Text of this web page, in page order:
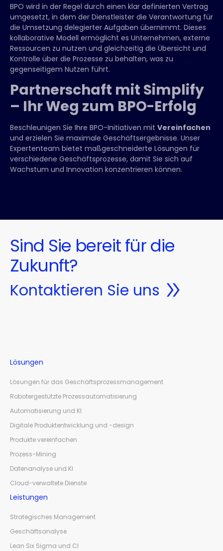
BPO wird in der Regel durch einen klar definierten Vertrag
umgesetzt, in dem der Dienstleister die Verantwortung für
die Umsetzung delegierter Aufgaben übernimmt. Dieses
kollaborative Modell ermöglicht es Unternehmen, externe
Ressourcen zu nutzen und gleichzeitig die Übersicht und
Kontrolle über die Prozesse zu behalten, was zu
gegenseitigem Nutzen führt.
Partnerschaft mit Simplify
– Ihr Weg zum BPO-Erfolg
Beschleunigen Sie Ihre BPO-Initiativen mit Vereinfachen
und erzielen Sie maximale Geschäftsergebnisse. Unser
Expertenteam bietet maßgeschneiderte Lösungen für
verschiedene Geschäftsprozesse, damit Sie sich auf
Wachstum und Innovation konzentrieren können.
Sind Sie bereit für die
Zukunft?
Kontaktieren Sie uns
Lösungen
Lösungen für das Geschäftsprozessmanagement
Robotergestützte Prozessautomatisierung
Automatisierung und KI
Digitale Produktentwicklung und -design
Produkte vereinfachen
Prozess-Mining
Datenanalyse und KI
Cloud-verwaltete Dienste
Leistungen
Strategisches Management
Geschäftsanalyse
Lean Six Sigma und CI